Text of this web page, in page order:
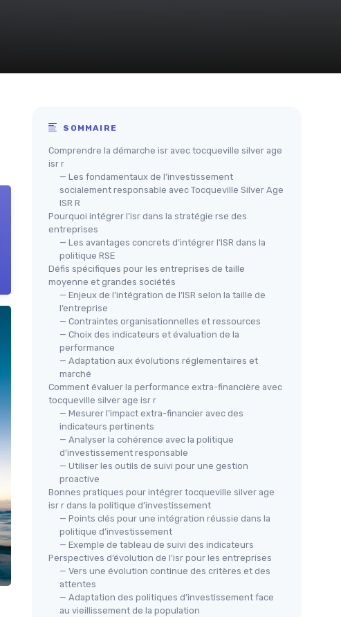
SOMMAIRE
Comprendre la démarche isr avec tocqueville silver age
isr r
— Les fondamentaux de l’investissement
socialement responsable avec Tocqueville Silver Age
ISR R
Pourquoi intégrer l’isr dans la stratégie rse des
entreprises
— Les avantages concrets d’intégrer l’ISR dans la
politique RSE
Défis spécifiques pour les entreprises de taille
moyenne et grandes sociétés
— Enjeux de l’intégration de l’ISR selon la taille de
l’entreprise
— Contraintes organisationnelles et ressources
— Choix des indicateurs et évaluation de la
performance
— Adaptation aux évolutions réglementaires et
marché
Comment évaluer la performance extra-financière avec
tocqueville silver age isr r
— Mesurer l’impact extra-financier avec des
indicateurs pertinents
— Analyser la cohérence avec la politique
d’investissement responsable
— Utiliser les outils de suivi pour une gestion
proactive
Bonnes pratiques pour intégrer tocqueville silver age
isr r dans la politique d’investissement
— Points clés pour une intégration réussie dans la
politique d’investissement
— Exemple de tableau de suivi des indicateurs
Perspectives d’évolution de l’isr pour les entreprises
— Vers une évolution continue des critères et des
attentes
— Adaptation des politiques d’investissement face
au vieillissement de la population